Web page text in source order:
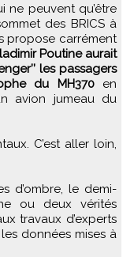
ne peuvent qu’être
des BRICS à
propose carrément
Poutine aurait
les passagers
du MH370en
avion jumeau du
C’est aller loin,
d’ombre, le demi-
ou deux vérités
travaux d’experts
données mises à